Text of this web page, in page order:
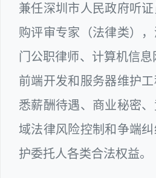
兼任深圳市人民政府听
购评审专家（法律类）
门公职律师、计算机信
前端开发和服务器维护
悉薪酬待遇、商业秘密
域法律风险控制和争端
护委托人各类合法权益。